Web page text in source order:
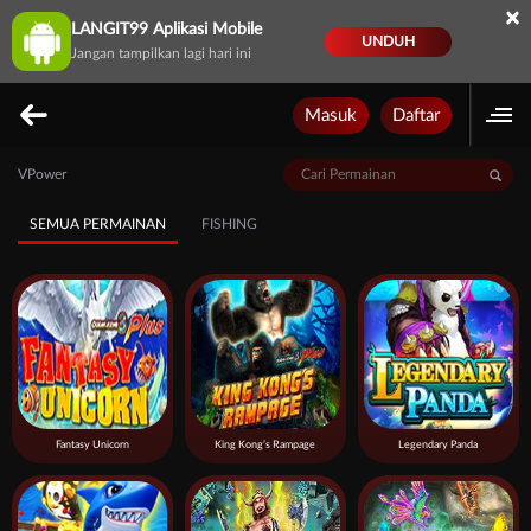
LANGIT99 Aplikasi Mobile
Jangan tampilkan lagi hari ini
UNDUH
×
Masuk Daftar
VPower
SEMUA PERMAINAN FISHING
Fantasy Unicorn King Kong’s Rampage Legendary Panda